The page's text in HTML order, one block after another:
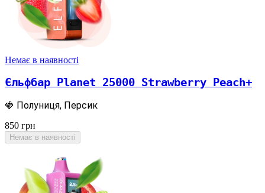
Немає в наявності
Єльфбар Planet 25000 Strawberry Peach+
🍓 Полуниця, Персик
850 грн
Немає в наявності